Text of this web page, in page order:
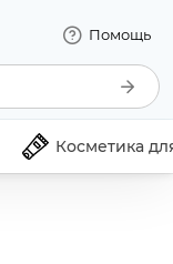
Помощь
Косметика